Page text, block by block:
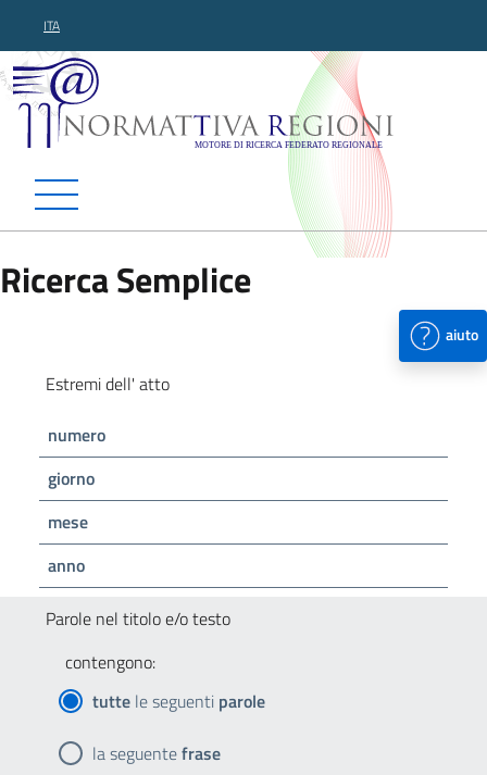
ITA
Normattiva Regioni -
Ricerca Semplice
aiuto
Estremi dell' atto
numero
giorno
mese
anno
Parole nel titolo e/o testo
contengono:
tutte le seguenti parole
la seguentefrase